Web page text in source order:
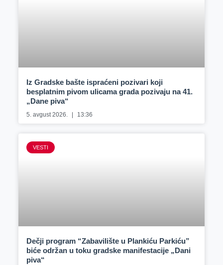
Iz Gradske bašte ispraćeni pozivari koji
besplatnim pivom ulicama grada pozivaju na 41.
„Dane piva“
5. avgust 2026. 13:36
VESTI
Dečji program “Zabavilište u Plankiću Parkiću”
biće održan u toku gradske manifestacije „Dani
piva“